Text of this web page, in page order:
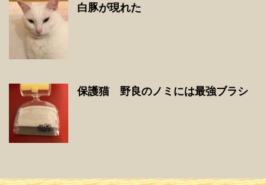
白豚が現れた
保護猫 野良のノミには最強ブラシ